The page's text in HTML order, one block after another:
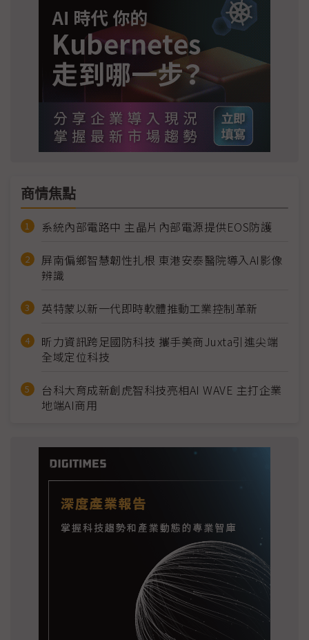
商情焦點
系統內部電路中 主晶片內部電源提供EOS防護
屏南偏鄉智慧韌性扎根 東港安泰醫院導入AI影像
辨識
英特蒙以新一代即時軟體推動工業控制革新
昕力資訊跨足國防科技 攜手美商Juxta引進尖端
全域定位科技
台科大育成新創虎智科技亮相AI WAVE 主打企業
地端AI商用